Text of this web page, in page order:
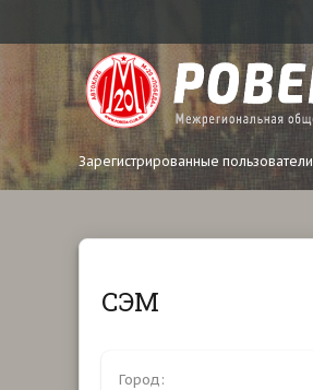
Зарегистрированные пользователи
СЭМ
Город